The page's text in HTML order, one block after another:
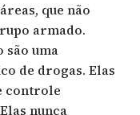
que não
armado.
são uma
de drogas. Elas
controle
nunca